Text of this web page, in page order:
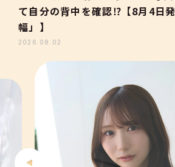
3
4
5
て自分の背中を確認⁉【8月4日
幅」】
2026.08.02